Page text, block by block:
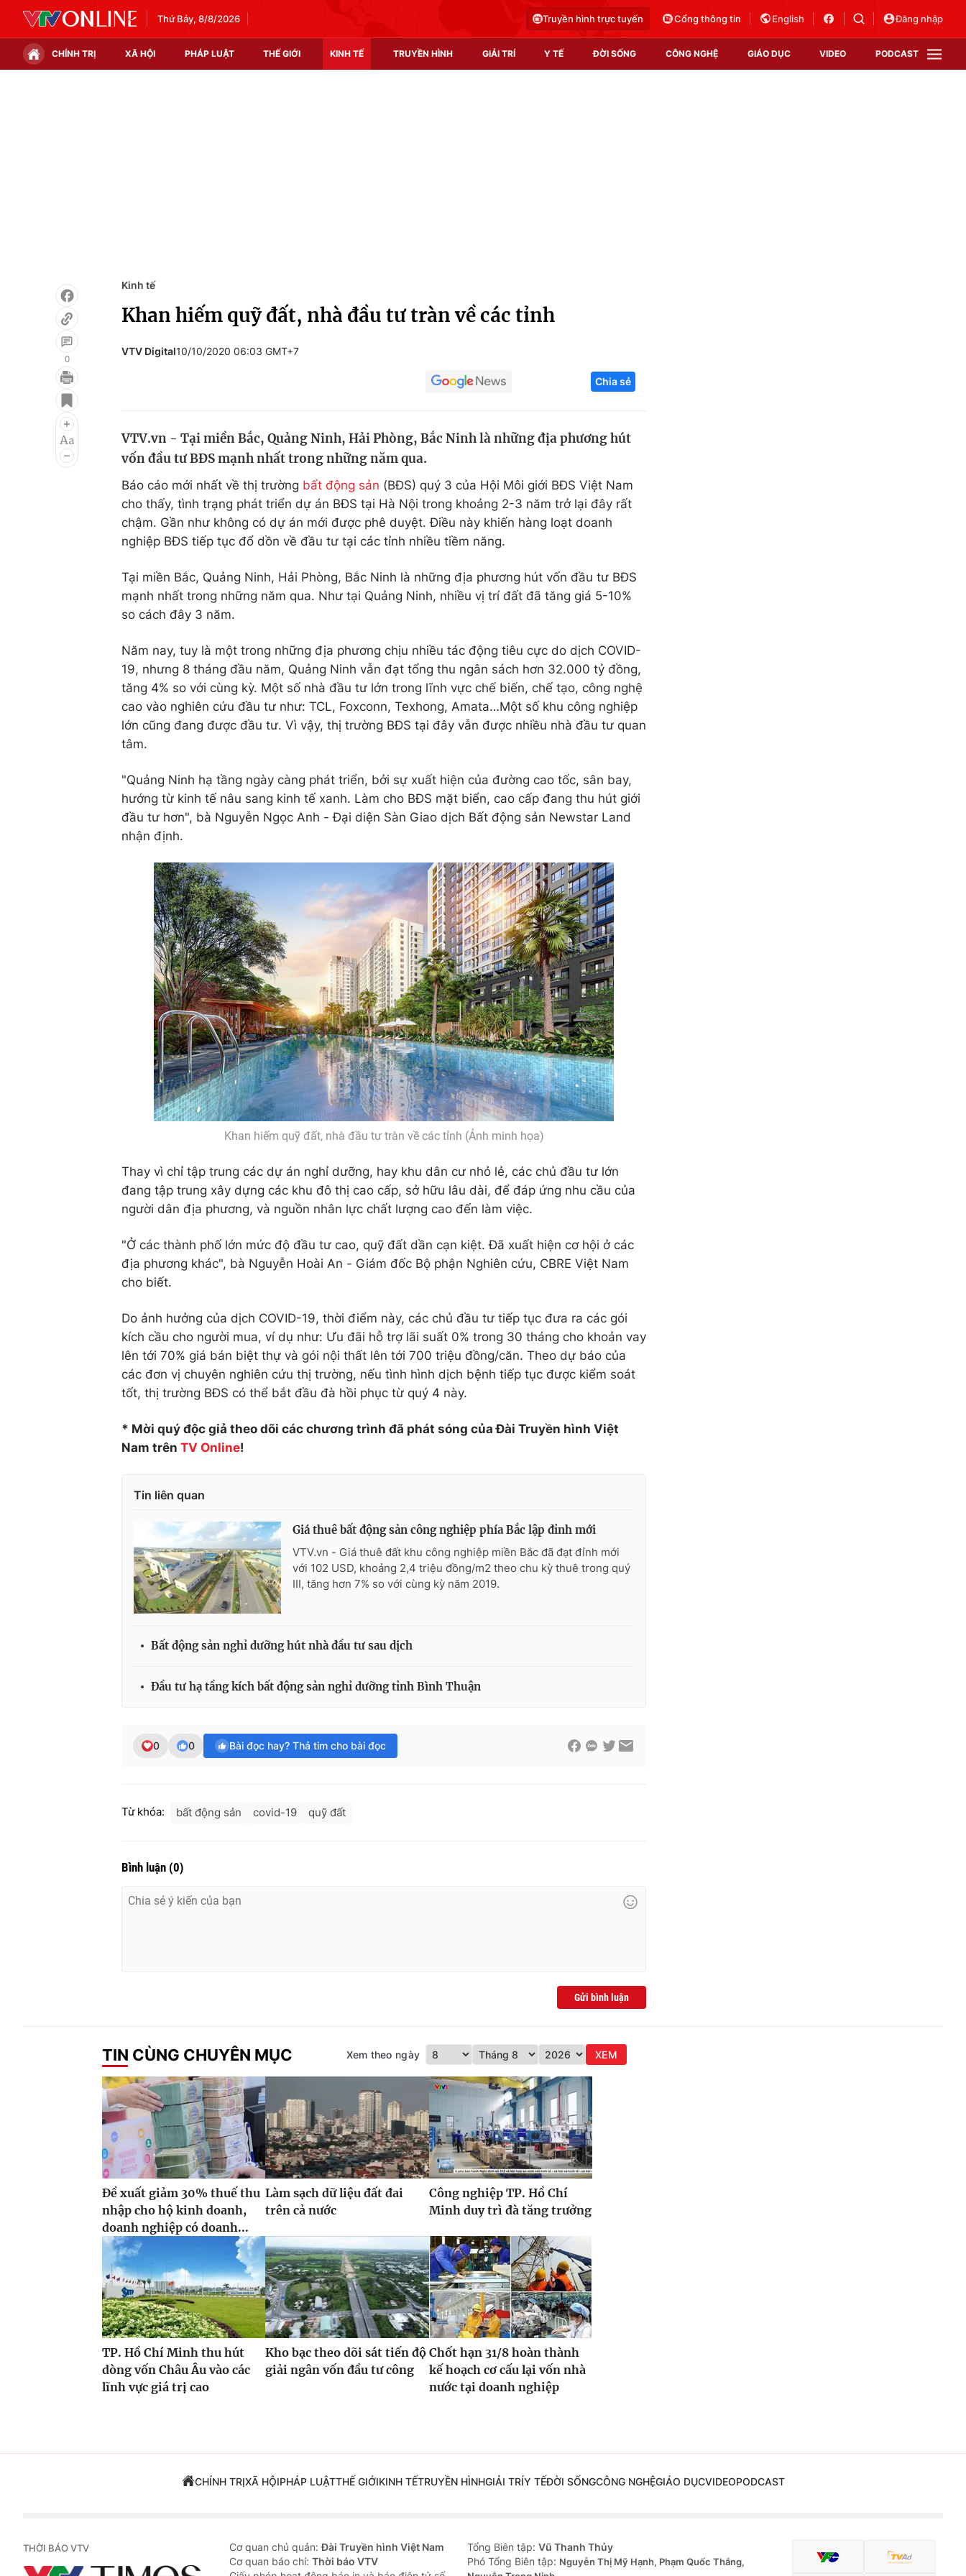
Thứ Bảy, 8/8/2026 Truyền hình trực tuyến Cổng thông tin English Đăng nhập
CHÍNH TRỊ XÃ HỘI PHÁP LUẬT THẾ GIỚI KINH TẾ TRUYỀN HÌNH GIẢI TRÍ Y TẾ ĐỜI SỐNG CÔNG NGHỆ GIÁO DỤC VIDEO PODCAST
Điện ảnh
Âm nhạc
Làm đẹp
Học trực tuyến
Công nghệ
Sản phẩm
Tư vấn
0
Kinh tế
Khan hiếm quỹ đất, nhà đầu tư tràn về các tỉnh
VTV Digital10/10/2020 06:03 GMT+7
Chia sẻ
VTV.vn - Tại miền Bắc, Quảng Ninh, Hải Phòng, Bắc Ninh là những địa phương hút
vốn đầu tư BĐS mạnh nhất trong những năm qua.
Báo cáo mới nhất về thị trường bất động sản (BĐS) quý 3 của Hội Môi giới BĐS Việt Nam
cho thấy, tình trạng phát triển dự án BĐS tại Hà Nội trong khoảng 2-3 năm trở lại đây rất
chậm. Gần như không có dự án mới được phê duyệt. Điều này khiến hàng loạt doanh
nghiệp BĐS tiếp tục đổ dồn về đầu tư tại các tỉnh nhiều tiềm năng.
Tại miền Bắc, Quảng Ninh, Hải Phòng, Bắc Ninh là những địa phương hút vốn đầu tư BĐS
mạnh nhất trong những năm qua. Như tại Quảng Ninh, nhiều vị trí đất đã tăng giá 5-10%
so cách đây 3 năm.
Năm nay, tuy là một trong những địa phương chịu nhiều tác động tiêu cực do dịch COVID-
19, nhưng 8 tháng đầu năm, Quảng Ninh vẫn đạt tổng thu ngân sách hơn 32.000 tỷ đồng,
tăng 4% so với cùng kỳ. Một số nhà đầu tư lớn trong lĩnh vực chế biến, chế tạo, công nghệ
cao vào nghiên cứu đầu tư như: TCL, Foxconn, Texhong, Amata…Một số khu công nghiệp
lớn cũng đang được đầu tư. Vì vậy, thị trường BĐS tại đây vẫn được nhiều nhà đầu tư quan
tâm.
"Quảng Ninh hạ tầng ngày càng phát triển, bởi sự xuất hiện của đường cao tốc, sân bay,
hướng từ kinh tế nâu sang kinh tế xanh. Làm cho BĐS mặt biển, cao cấp đang thu hút giới
đầu tư hơn", bà Nguyễn Ngọc Anh - Đại diện Sàn Giao dịch Bất động sản Newstar Land
nhận định.
Khan hiếm quỹ đất, nhà đầu tư tràn về các tỉnh (Ảnh minh họa)
Thay vì chỉ tập trung các dự án nghỉ dưỡng, hay khu dân cư nhỏ lẻ, các chủ đầu tư lớn
đang tập trung xây dựng các khu đô thị cao cấp, sở hữu lâu dài, để đáp ứng nhu cầu của
người dân địa phương, và nguồn nhân lực chất lượng cao đến làm việc.
"Ở các thành phố lớn mức độ đầu tư cao, quỹ đất dần cạn kiệt. Đã xuất hiện cơ hội ở các
địa phương khác", bà Nguyễn Hoài An - Giám đốc Bộ phận Nghiên cứu, CBRE Việt Nam
cho biết.
Do ảnh hưởng của dịch COVID-19, thời điểm này, các chủ đầu tư tiếp tục đưa ra các gói
kích cầu cho người mua, ví dụ như: Ưu đãi hỗ trợ lãi suất 0% trong 30 tháng cho khoản vay
lên tới 70% giá bán biệt thự và gói nội thất lên tới 700 triệu đồng/căn. Theo dự báo của
các đơn vị chuyên nghiên cứu thị trường, nếu tình hình dịch bệnh tiếp tục được kiểm soát
tốt, thị trường BĐS có thể bắt đầu đà hồi phục từ quý 4 này.
* Mời quý độc giả theo dõi các chương trình đã phát sóng của Đài Truyền hình Việt
Nam trên TV Online!
Tin liên quan
Giá thuê bất động sản công nghiệp phía Bắc lập đỉnh mới
VTV.vn - Giá thuê đất khu công nghiệp miền Bắc đã đạt đỉnh mới
với 102 USD, khoảng 2,4 triệu đồng/m2 theo chu kỳ thuê trong quý
III, tăng hơn 7% so với cùng kỳ năm 2019.
Bất động sản nghỉ dưỡng hút nhà đầu tư sau dịch
Đầu tư hạ tầng kích bất động sản nghỉ dưỡng tỉnh Bình Thuận
0 0 Bài đọc hay? Thả tim cho bài đọc
Từ khóa: bất động sản covid-19 quỹ đất
Bình luận (0)
Gửi bình luận
TIN CÙNG CHUYÊN MỤC Xem theo ngày XEM
Đề xuất giảm 30% thuế thu
nhập cho hộ kinh doanh,
doanh nghiệp có doanh...
Làm sạch dữ liệu đất đai
trên cả nước
Công nghiệp TP. Hồ Chí
Minh duy trì đà tăng trưởng
TP. Hồ Chí Minh thu hút
dòng vốn Châu Âu vào các
lĩnh vực giá trị cao
Kho bạc theo dõi sát tiến độ
giải ngân vốn đầu tư công
Chốt hạn 31/8 hoàn thành
kế hoạch cơ cấu lại vốn nhà
nước tại doanh nghiệp
CHÍNH TRỊXÃ HỘIPHÁP LUẬTTHẾ GIỚIKINH TẾTRUYỀN HÌNHGIẢI TRÍY TẾĐỜI SỐNGCÔNG NGHỆGIÁO DỤCVIDEOPODCAST
THỜI BÁO VTV Cơ quan chủ quản:Đài Truyền hình Việt Nam
Cơ quan báo chí: Thời báo VTV
Tổng Biên tập: Vũ Thanh Thủy
Phó Tổng Biên tập: Nguyễn Thị Mỹ Hạnh, Phạm Quốc Thắng,